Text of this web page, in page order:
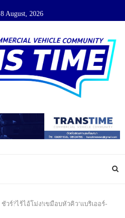
8 August, 2026
ชัวร์?ไร้ไอ้โม่ง!เขมือบหัวคิว‘แบริเออร์-